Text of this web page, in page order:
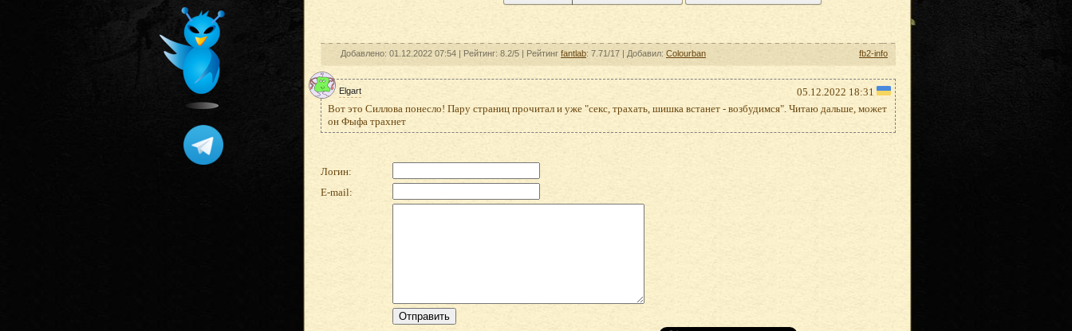
Добавлено: 01.12.2022 07:54 | Рейтинг: 8.2/5 | Рейтинг fantlab: 7.71/17 | Добавил: Colourban fb2-info
Elgart
05.12.2022 18:31
Вот это Силлова понесло! Пару страниц прочитал и уже "секс, трахать, шишка встанет - возбудимся". Читаю дальше, может
он Фыфа трахнет
Логин:
E-mail: